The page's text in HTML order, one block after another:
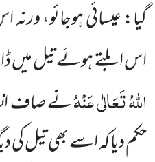
گیا: عیسائی ہوجائو،
اس ابلتے ہوئے تیل
اللہُ تَعَالٰی عَنْہُنےصاف
حکم دیا کہ اسے بھی تیل